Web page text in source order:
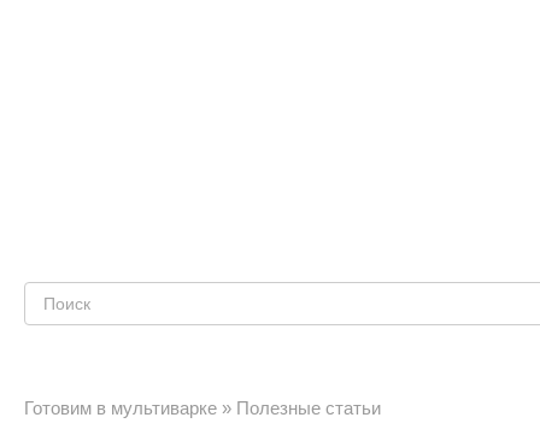
Поиск:
Готовим в мультиварке » Полезные статьи